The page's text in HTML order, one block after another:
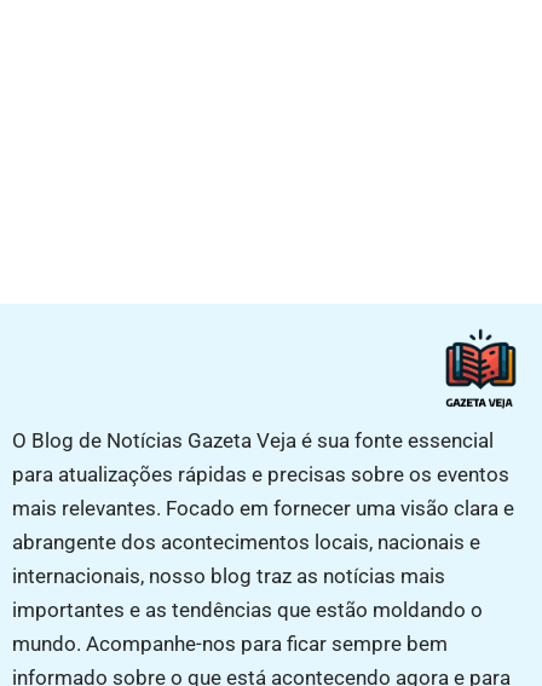
O Blog de Notícias Gazeta Veja é sua fonte essencial
para atualizações rápidas e precisas sobre os eventos
mais relevantes. Focado em fornecer uma visão clara e
abrangente dos acontecimentos locais, nacionais e
internacionais, nosso blog traz as notícias mais
importantes e as tendências que estão moldando o
mundo. Acompanhe-nos para ficar sempre bem
informado sobre o que está acontecendo agora e para